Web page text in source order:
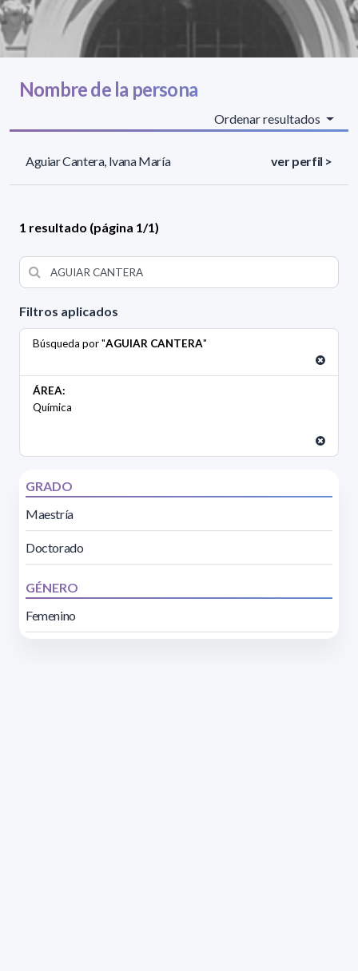
Filtros aplicados
Búsqueda por "AGUIAR CANTERA"
ÁREA:
Química
GRADO
Maestría
Doctorado
GÉNERO
Femenino
Nombre de la persona
Ordenar resultados
Aguiar Cantera, Ivana María ver perfil >
1 resultado (página 1/1)